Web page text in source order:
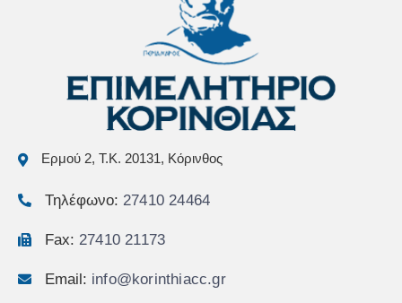
Ερμού 2, Τ.Κ. 20131, Κόρινθος
Τηλέφωνο: 27410 24464
Fax: 27410 21173
Email: info@korinthiacc.gr